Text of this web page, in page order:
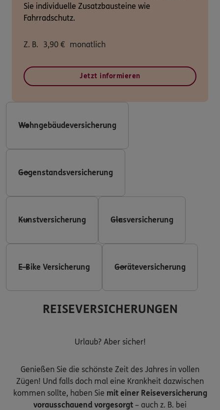
Sie individuelle Zusatzbausteine wie
Fahrradschutz.
Z. B. 3,90 € monatlich
Jetzt informieren
Wohngebäudeversicherung
Gegenstandsversicherung
Kunstversicherung Glasversicherung
E-Bike Versicherung Geräteversicherung
REISEVERSICHERUNGEN
Urlaub? Aber sicher!
Genießen Sie die schönste Zeit des Jahres in vollen
Zügen! Und falls doch mal eine Krankheit dazwischen
kommen sollte, haben Sie mit einer Reiseversicherung
vorausschauend vorgesorgt – auch z. B. bei